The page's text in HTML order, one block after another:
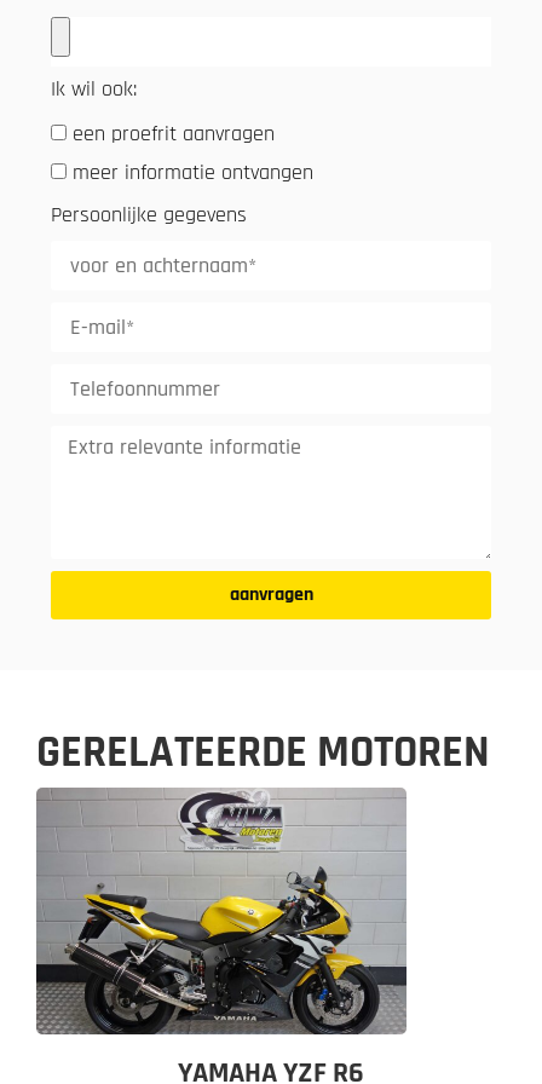
Ik wil ook:
een proefrit aanvragen
meer informatie ontvangen
Persoonlijke gegevens
aanvragen
GERELATEERDE MOTOREN
YAMAHA YZF R6